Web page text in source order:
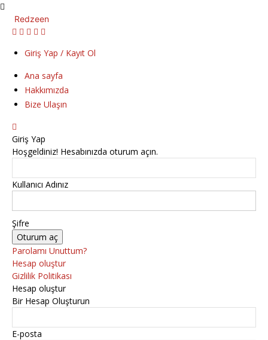
Redzeen
Giriş Yap / Kayıt Ol
Ana sayfa
Hakkımızda
Bize Ulaşın
Giriş Yap
Hoşgeldiniz! Hesabınızda oturum açın.
Kullanıcı Adınız
Şifre
Parolamı Unuttum?
Hesap oluştur
Gizlilik Politikası
Hesap oluştur
Bir Hesap Oluşturun
E-posta